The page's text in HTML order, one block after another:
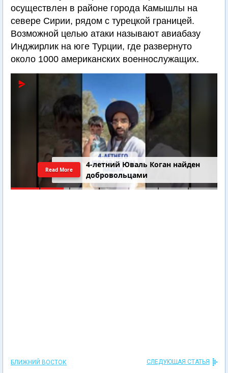
осуществлен в районе города Камышлы на
севере Сирии, рядом с турецкой границей.
Возможной целью атаки называют авиабазу
Инджирлик на юге Турции, где развернуто
около 1000 американских военнослужащих.
4-летний Юваль Коган найден
добровольцами
Read More
БЛИЖНИЙ ВОСТОК СЛЕДУЮЩАЯ СТАТЬЯ